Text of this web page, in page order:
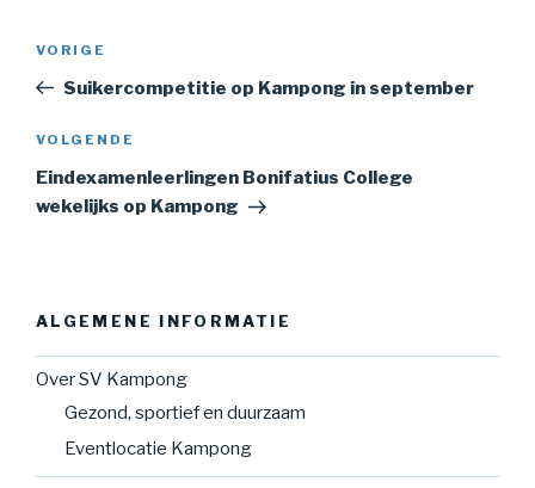
Vorig
bericht
VORIGE
Suikercompetitie op Kampong in september
Volgend
bericht
VOLGENDE
Eindexamenleerlingen Bonifatius College
wekelijks op Kampong
ALGEMENE INFORMATIE
Over SV Kampong
Gezond, sportief en duurzaam
Eventlocatie Kampong